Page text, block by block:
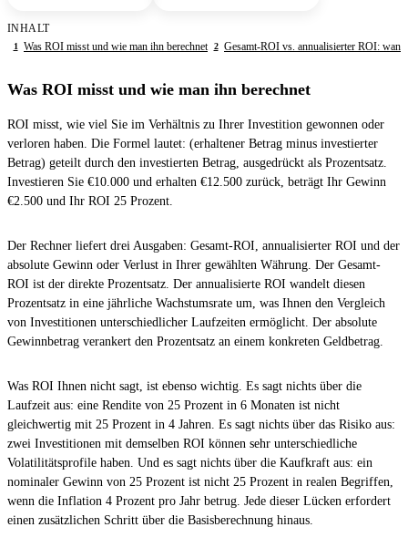
INHALT
1 Was ROI misst und wie man ihn berechnet 2 Gesamt-ROI vs. annualisierter ROI:
Was ROI misst und wie man ihn berechnet
ROI misst, wie viel Sie im Verhältnis zu Ihrer Investition gewonnen oder
verloren haben. Die Formel lautet: (erhaltener Betrag minus investierter
Betrag) geteilt durch den investierten Betrag, ausgedrückt als Prozentsatz.
Investieren Sie €10.000 und erhalten €12.500 zurück, beträgt Ihr Gewinn
€2.500 und Ihr ROI 25 Prozent.
Der Rechner liefert drei Ausgaben: Gesamt-ROI, annualisierter ROI und der
absolute Gewinn oder Verlust in Ihrer gewählten Währung. Der Gesamt-
ROI ist der direkte Prozentsatz. Der annualisierte ROI wandelt diesen
Prozentsatz in eine jährliche Wachstumsrate um, was Ihnen den Vergleich
von Investitionen unterschiedlicher Laufzeiten ermöglicht. Der absolute
Gewinnbetrag verankert den Prozentsatz an einem konkreten Geldbetrag.
Was ROI Ihnen nicht sagt, ist ebenso wichtig. Es sagt nichts über die
Laufzeit aus: eine Rendite von 25 Prozent in 6 Monaten ist nicht
gleichwertig mit 25 Prozent in 4 Jahren. Es sagt nichts über das Risiko aus:
zwei Investitionen mit demselben ROI können sehr unterschiedliche
Volatilitätsprofile haben. Und es sagt nichts über die Kaufkraft aus: ein
nominaler Gewinn von 25 Prozent ist nicht 25 Prozent in realen Begriffen,
wenn die Inflation 4 Prozent pro Jahr betrug. Jede dieser Lücken erfordert
einen zusätzlichen Schritt über die Basisberechnung hinaus.